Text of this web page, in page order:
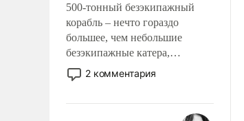
500-тонный безэкипажный
корабль – нечто гораздо
большее, чем небольшие
безэкипажные катера,
применение которых уже
стало обыденностью. Задача по
сложна и амбициозна. Однако
2 комментария